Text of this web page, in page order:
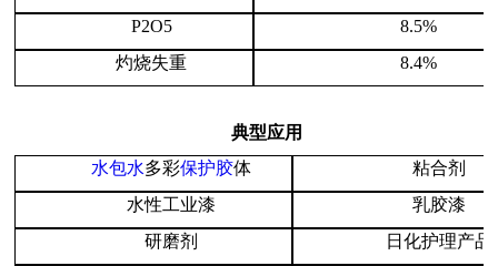
P2O5
8.5%
灼烧失重
8.4%
典型应用
水包水多彩保护胶体
粘合剂
水性工业漆
乳胶漆
研磨剂
日化护理产品